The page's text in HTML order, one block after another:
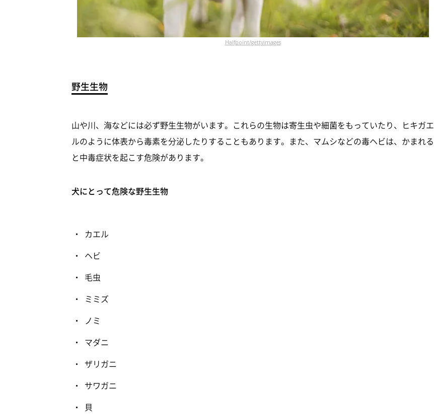
Halfpoint/gettyimages
野生生物
山や川、海などには必ず野生生物がいます。これらの生物は寄生虫や細菌をもっていたり、ヒキガエ
ルのように体表から毒素を分泌したりすることもあります。また、マムシなどの毒ヘビは、かまれる
と中毒症状を起こす危険があります。
犬にとって危険な野生生物
カエル
ヘビ
毛虫
ミミズ
ノミ
マダニ
ザリガニ
サワガニ
貝